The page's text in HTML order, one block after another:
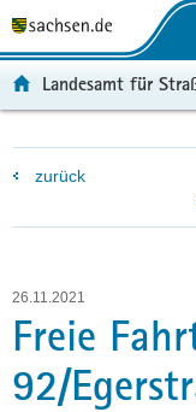
t
l
e
g
r
i
f
t
l
v
g
a
i
o
p
i
a
t
t
r
n
o
r
a
t
t
r
e
e
i
h
Landesamt für
zurück
26.11.2021
Freie
92/